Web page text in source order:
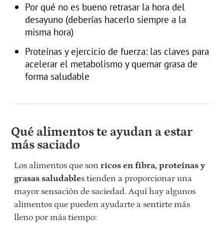
Por qué no es bueno retrasar la hora del
desayuno (deberías hacerlo siempre a la
misma hora)
Proteínas y ejercicio de fuerza: las claves para
acelerar el metabolismo y quemar grasa de
forma saludable
Qué alimentos te ayudan a estar
más saciado
Los alimentos que son ricos en fibra, proteínas y
grasas saludables tienden a proporcionar una
mayor sensación de saciedad. Aquí hay algunos
alimentos que pueden ayudarte a sentirte más
lleno por más tiempo: